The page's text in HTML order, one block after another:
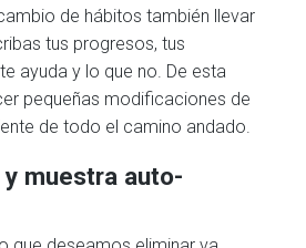
de hábitos también llevar
tus progresos, tus
ayuda y lo que no. De esta
pequeñas modificaciones de
de todo el camino andado.
muestra auto-